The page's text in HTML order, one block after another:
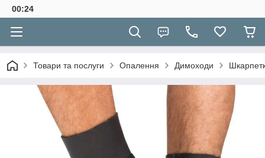
00:24
Товари та послуги Опалення Димоходи